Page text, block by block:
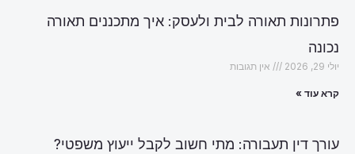
פתרונות תאורה לבית ולעסק: איך מתכננים תאורה
נכונה
יולי 29, 2026 אין תגובות
קרא עוד »
עורך דין תעבורה: מתי חשוב לקבל ייעוץ משפטי?